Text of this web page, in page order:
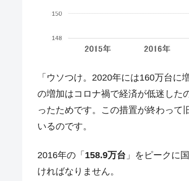
「ウソつけ。2020年には160万台
の増加はコロナ禍で経済が低迷した
ったためです。この措置が終わって
いるのです。
2016年の「 158.9万台 」をピークに
ければなりません。